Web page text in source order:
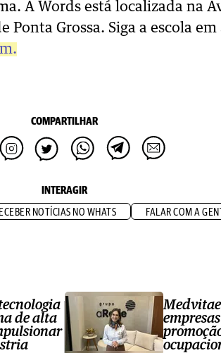
A Words está localizada na
Ponta Grossa. Siga a escola em
COMPARTILHAR
INTERAGIR
NOTÍCIAS NO WHATS FALAR COM A
de alta